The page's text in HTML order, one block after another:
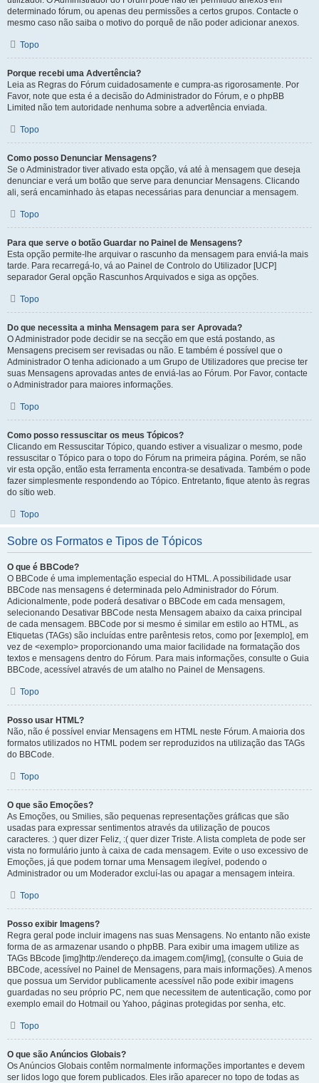
determinado fórum, ou apenas deu permissões a certos grupos. Contacte o
mesmo caso não saiba o motivo do porquê de não poder adicionar anexos.
Topo
Porque recebi uma Advertência?
Leia as Regras do Fórum cuidadosamente e cumpra-as rigorosamente. Por
Favor, note que esta é a decisão do Administrador do Fórum, e o phpBB
Limited não tem autoridade nenhuma sobre a advertência enviada.
Topo
Como posso Denunciar Mensagens?
Se o Administrador tiver ativado esta opção, vá até à mensagem que deseja
denunciar e verá um botão que serve para denunciar Mensagens. Clicando
ali, será encaminhado às etapas necessárias para denunciar a mensagem.
Topo
Para que serve o botão Guardar no Painel de Mensagens?
Esta opção permite-lhe arquivar o rascunho da mensagem para enviá-la mais
tarde. Para recarregá-lo, vá ao Painel de Controlo do Utilizador [UCP]
separador Geral opção Rascunhos Arquivados e siga as opções.
Topo
Do que necessita a minha Mensagem para ser Aprovada?
O Administrador pode decidir se na secção em que está postando, as
Mensagens precisem ser revisadas ou não. E também é possível que o
Administrador O tenha adicionado a um Grupo de Utilizadores que precise ter
suas Mensagens aprovadas antes de enviá-las ao Fórum. Por Favor, contacte
o Administrador para maiores informações.
Topo
Como posso ressuscitar os meus Tópicos?
Clicando em Ressuscitar Tópico, quando estiver a visualizar o mesmo, pode
ressuscitar o Tópico para o topo do Fórum na primeira página. Porém, se não
vir esta opção, então esta ferramenta encontra-se desativada. Também o pode
fazer simplesmente respondendo ao Tópico. Entretanto, fique atento às regras
do sítio web.
Topo
Sobre os Formatos e Tipos de Tópicos
O que é BBCode?
O BBCode é uma implementação especial do HTML. A possibilidade usar
BBCode nas mensagens é determinada pelo Administrador do Fórum.
Adicionalmente, pode poderá desativar o BBCode em cada mensagem,
selecionando Desativar BBCode nesta Mensagem abaixo da caixa principal
de cada mensagem. BBCode por si mesmo é similar em estilo ao HTML, as
Etiquetas (TAGs) são incluídas entre parêntesis retos, como por [exemplo], em
vez de <exemplo> proporcionando uma maior facilidade na formatação dos
textos e mensagens dentro do Fórum. Para mais informações, consulte o Guia
BBCode, acessível através de um atalho no Painel de Mensagens.
Topo
Posso usar HTML?
Não, não é possível enviar Mensagens em HTML neste Fórum. A maioria dos
formatos utilizados no HTML podem ser reproduzidos na utilização das TAGs
do BBCode.
Topo
O que são Emoções?
As Emoções, ou Smilies, são pequenas representações gráficas que são
usadas para expressar sentimentos através da utilização de poucos
caracteres. :) quer dizer Feliz, :( quer dizer Triste. A lista completa de pode ser
vista no formulário junto à caixa de cada mensagem. Evite o uso excessivo de
Emoções, já que podem tornar uma Mensagem ilegível, podendo o
Administrador ou um Moderador excluí-las ou apagar a mensagem inteira.
Topo
Posso exibir Imagens?
Regra geral pode incluir imagens nas suas Mensagens. No entanto não existe
forma de as armazenar usando o phpBB. Para exibir uma imagem utilize as
TAGs BBcode [img]http://endereço.da.imagem.com[/img], (consulte o Guia de
BBCode, acessível no Painel de Mensagens, para mais informações). A menos
que possua um Servidor publicamente acessível não pode exibir imagens
guardadas no seu próprio PC, nem que necessitem de autenticação, como por
exemplo email do Hotmail ou Yahoo, páginas protegidas por senha, etc.
Topo
O que são Anúncios Globais?
Os Anúncios Globais contêm normalmente informações importantes e devem
ser lidos logo que forem publicados. Eles irão aparecer no topo de todas as